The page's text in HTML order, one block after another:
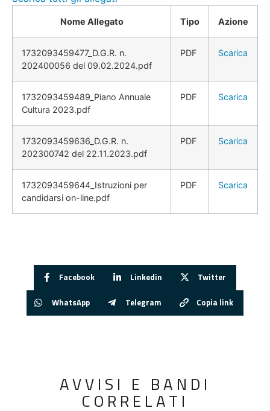
Nome Allegato Tipo Azione
1732093459477_D.G.R. n.
202400056 del 09.02.2024.pdf
PDF Scarica
1732093459489_Piano Annuale
Cultura 2023.pdf
PDF Scarica
1732093459636_D.G.R. n.
202300742 del 22.11.2023.pdf
PDF Scarica
1732093459644_Istruzioni per
candidarsi on-line.pdf
PDF Scarica
Facebook Linkedin Twitter
WhatsApp Telegram Copia link
AVVISI E BANDI
CORRELATI